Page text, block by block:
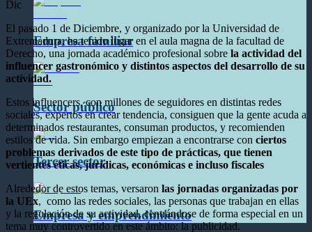
Empresa familiar
Sector público
Tercer sector
Empresa y emprendimiento
Dic
El pasado 1 de Diciembre, y organizado por la Universidad de
Extremadura, ha tenido lugar en el aula magna de la facultad de
Derecho, una jornada académico profesional sobre la actividad del
influencer gastronómico y distintos aspectos del desarrollo de su
actividad.
Estos influencers, con millones de seguidores en distintas redes
sociales, expertos en crear tendencia, consiguen que la gente acuda a
determinados restaurantes, consuman productos, y recomienden
estilos de vida. Sin embargo empiezan a encontrarse con ciertos
problemas derivados de este tipo de prácticas, que tienen
vertientes éticas, jurídicas, económicas e incluso fiscales
Alrededor de estos temas, versaron las jornadas organizadas por
la UEx, como las redes sociales, las personas que trabajan en ellas
y la regulación de su actividad, centrándose de forma especial en un
tema muy controvertido en este ámbito: la publicidad.